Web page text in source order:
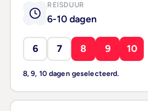
REISDUUR
6-10 dagen
6 7 8 9 10
8, 9, 10 dagen geselecteerd.